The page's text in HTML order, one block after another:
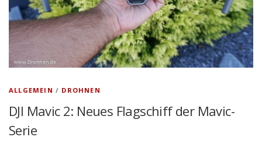
ALLGEMEIN / DROHNEN
DJI Mavic 2: Neues Flagschiff der Mavic-
Serie